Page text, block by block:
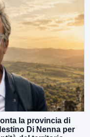
la provincia di
Di Nenna per